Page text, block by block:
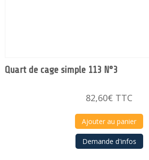
Quart de cage simple 113 N°3
82,60€ TTC
Ajouter au panier
Demande d'infos